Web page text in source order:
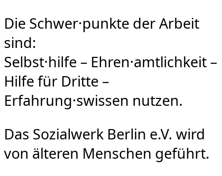
Die Schwer·punkte der Arbeit
sind:
Selbst·hilfe – Ehren·amtlichkeit –
Hilfe für Dritte –
Erfahrung·swissen nutzen.
Das Sozialwerk Berlin e.V. wird
von älteren Menschen geführt.